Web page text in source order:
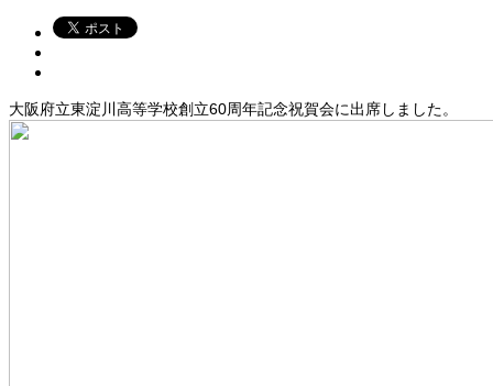
大阪府立東淀川高等学校創立60周年記念祝賀会に出席しました。